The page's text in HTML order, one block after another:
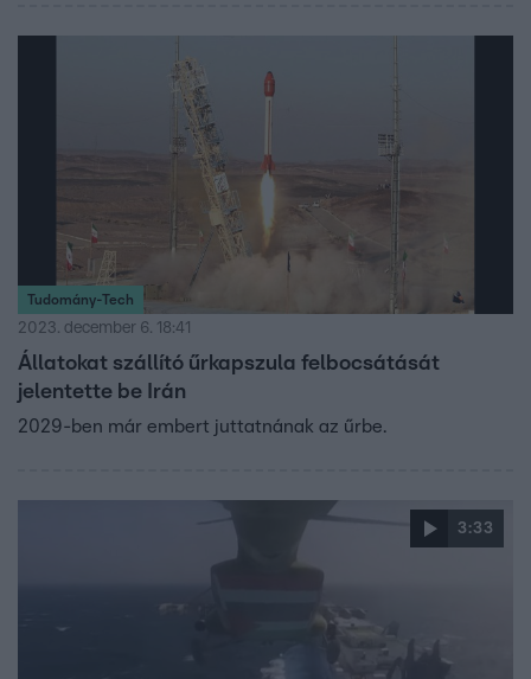
Tudomány-Tech
2023. december 6. 18:41
Állatokat szállító űrkapszula felbocsátását
jelentette be Irán
2029-ben már embert juttatnának az űrbe.
3:33